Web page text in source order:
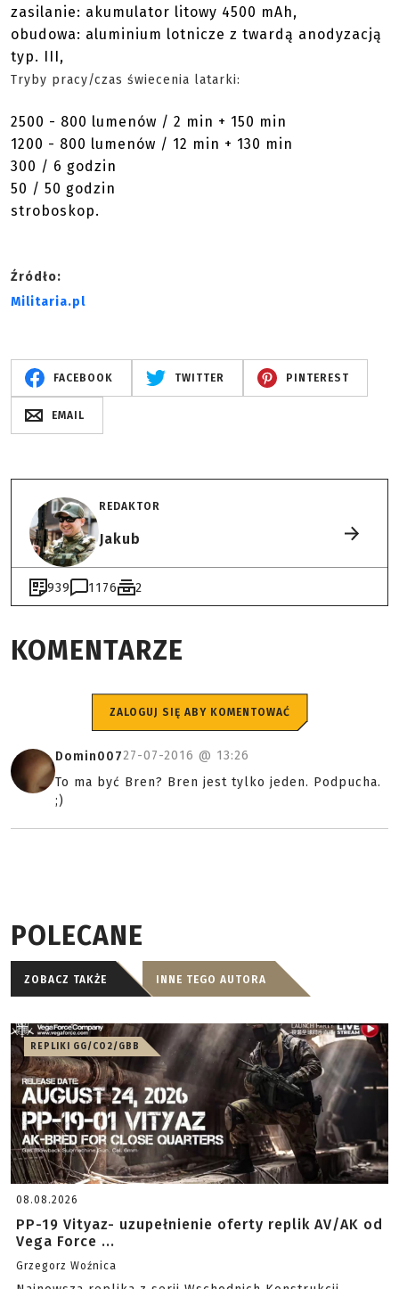
zasilanie: akumulator litowy 4500 mAh,
obudowa: aluminium lotnicze z twardą anodyzacją
typ. III,
Tryby pracy/czas świecenia latarki:
2500 - 800 lumenów / 2 min + 150 min
1200 - 800 lumenów / 12 min + 130 min
300 / 6 godzin
50 / 50 godzin
stroboskop.
Źródło:
Militaria.pl
FACEBOOK TWITTER PINTEREST
EMAIL
REDAKTOR
Jakub
939 1176 2
KOMENTARZE
ZALOGUJ SIĘ ABY KOMENTOWAĆ
Domin00727-07-2016 @ 13:26
To ma być Bren? Bren jest tylko jeden. Podpucha.
;)
POLECANE
ZOBACZ TAKŻE INNE TEGO AUTORA
REPLIKI GG/CO2/GBB
08.08.2026
PP-19 Vityaz- uzupełnienie oferty replik AV/AK od
Vega Force ...
Grzegorz Woźnica